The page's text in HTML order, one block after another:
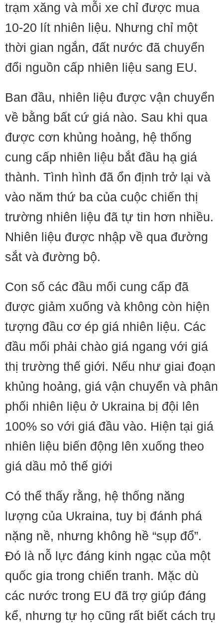
trạm xăng và mỗi xe chỉ được mua
10-20 lít nhiên liệu. Nhưng chỉ một
thời gian ngắn, đất nước đã chuyển
đổi nguồn cấp nhiên liệu sang EU.
Ban đầu, nhiên liệu được vận chuyển
về bằng bất cứ giá nào. Sau khi qua
được cơn khủng hoảng, hệ thống
cung cấp nhiên liệu bắt đầu hạ giá
thành. Tình hình đã ổn định trở lại và
vào năm thứ ba của cuộc chiến thị
trường nhiên liệu đã tự tin hơn nhiều.
Nhiên liệu được nhập về qua đường
sắt và đường bộ.
Con số các đầu mối cung cấp đã
được giảm xuống và không còn hiện
tượng đầu cơ ép giá nhiên liệu. Các
đầu mối phải chào giá ngang với giá
thị trường thế giới. Nếu như giai đoạn
khủng hoảng, giá vận chuyển và phân
phối nhiên liệu ở Ukraina bị đội lên
100% so với giá đầu vào. Hiện tại giá
nhiên liệu biến động lên xuống theo
giá dầu mỏ thế giới
Có thể thấy rằng, hệ thống năng
lượng của Ukraina, tuy bị đánh phá
nặng nề, nhưng không hề “sụp đổ”.
Đó là nỗ lực đáng kinh ngạc của một
quốc gia trong chiến tranh. Mặc dù
các nước trong EU đã trợ giúp đáng
kể, nhưng tự họ cũng rất biết cách trụ